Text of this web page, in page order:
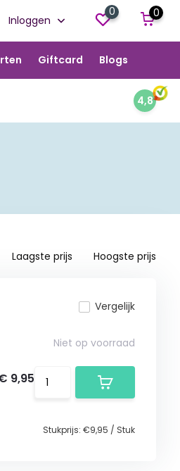
Inloggen
0 0
Giftcard Blogs
4,8
Laagste prijs Hoogste prijs
Vergelijk
Niet op voorraad
9,95
Stukprijs:€9,95 / Stuk